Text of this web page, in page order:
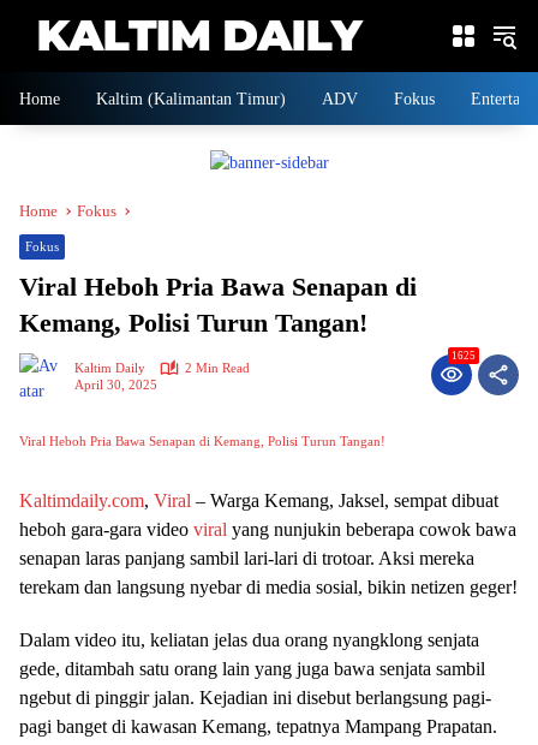
Home Kaltim (Kalimantan Timur) ADV Fokus Entertain
Home Fokus
Fokus
Viral Heboh Pria Bawa Senapan di
Kemang, Polisi Turun Tangan!
Kaltim Daily
2 Min Read
April 30, 2025
1625
Viral Heboh Pria Bawa Senapan di Kemang, Polisi Turun Tangan!
Kaltimdaily.com, Viral – Warga Kemang, Jaksel, sempat dibuat
heboh gara-gara video viral yang nunjukin beberapa cowok bawa
senapan laras panjang sambil lari-lari di trotoar. Aksi mereka
terekam dan langsung nyebar di media sosial, bikin netizen geger!
Dalam video itu, keliatan jelas dua orang nyangklong senjata
gede, ditambah satu orang lain yang juga bawa senjata sambil
ngebut di pinggir jalan. Kejadian ini disebut berlangsung pagi-
pagi banget di kawasan Kemang, tepatnya Mampang Prapatan.